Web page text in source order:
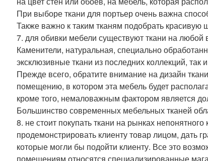
При выборе ткани для портьер очень важна
Также важно к таким тканям подобрать красивую
7. для обивки мебели существуют ткани на любой
Каменители, натуральная, специально
эксклюзивные ткани из последних коллекций,
Прежде всего, обратите внимание на дизайн
помещению, в котором эта мебель будет
кроме того, немаловажным фактором является
Большинство современных мебельных тканей
8. не стоит покупать ткани на рынках
продемонстрировать клиенту товар лицом, дать
которые могли бы подойти клиенту. Все это